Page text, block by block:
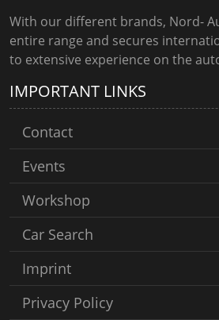
With our different brands, Nord-
entire range and secures
to extensive experience on the
IMPORTANT LINKS
Contact
Events
Workshop
Car Search
Imprint
Privacy Policy